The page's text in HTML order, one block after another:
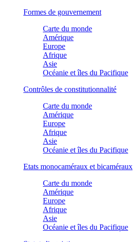
Formes de gouvernement
Carte du monde
Amérique
Europe
Afrique
Asie
Océanie et îles du Pacifique
Contrôles de constitutionnalité
Carte du monde
Amérique
Europe
Afrique
Asie
Océanie et îles du Pacifique
Etats monocaméraux et bicaméraux
Carte du monde
Amérique
Europe
Afrique
Asie
Océanie et îles du Pacifique